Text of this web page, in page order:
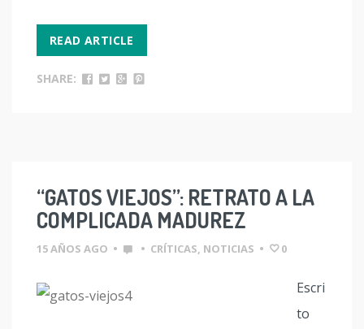
READ ARTICLE
SHARE:
“GATOS VIEJOS”: RETRATO A LA
COMPLICADA MADUREZ
15 AÑOS AGO • • CRÍTICAS, NOTICIAS • 0
Escri
to